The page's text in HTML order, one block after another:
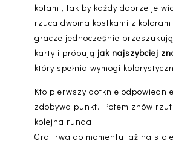
kotami, tak by każdy dobrze je
rzuca dwoma kostkami z
gracze jednocześnie przeszukują
karty i próbują jak najszybciej
który spełnia wymogi
Kto pierwszy dotknie
zdobywa punkt. Potem znów
kolejna runda!
Gra trwa do momentu, aż na